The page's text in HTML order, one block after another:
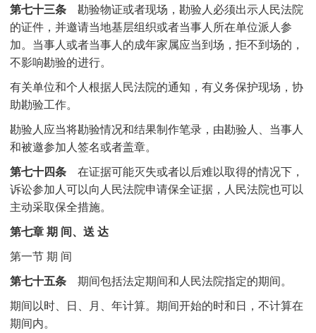
第七十三条勘验物证或者现场，勘验人必须出示人民法院
的证件，并邀请当地基层组织或者当事人所在单位派人参
加。当事人或者当事人的成年家属应当到场，拒不到场的，
不影响勘验的进行。
有关单位和个人根据人民法院的通知，有义务保护现场，协
助勘验工作。
勘验人应当将勘验情况和结果制作笔录，由勘验人、当事人
和被邀参加人签名或者盖章。
第七十四条在证据可能灭失或者以后难以取得的情况下，
诉讼参加人可以向人民法院申请保全证据，人民法院也可以
主动采取保全措施。
第七章 期 间、送 达
第一节 期 间
第七十五条期间包括法定期间和人民法院指定的期间。
期间以时、日、月、年计算。期间开始的时和日，不计算在
期间内。